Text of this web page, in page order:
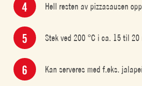
Hell resten av pizzasausen
Stek ved 200 °C i ca. 15 til
Kan serveres med f.eks.